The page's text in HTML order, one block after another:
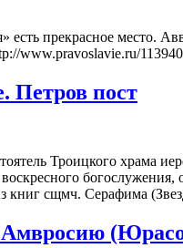
прекрасное место.
www.pravoslavie.ru/
Петров пост
Троицкого храма
книг сщмч. Серафима
Амвросию